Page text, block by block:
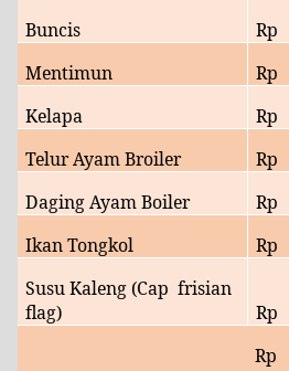
Buncis
Rp
Mentimun
Rp
Kelapa
Rp
Telur Ayam Broiler
Rp
Daging Ayam Boiler
Rp
Ikan Tongkol
Rp
Susu Kaleng (Cap frisian
flag)
Rp
Rp